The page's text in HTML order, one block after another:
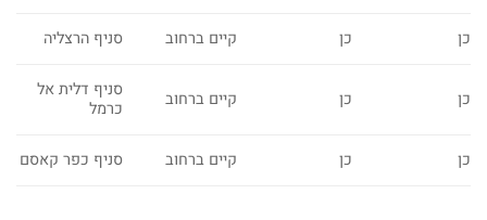
כן כן קיים ברחוב סניף הרצליה
כן כן קיים ברחוב
סניף דלית אל
כרמל
כן כן קיים ברחוב סניף כפר קאסם